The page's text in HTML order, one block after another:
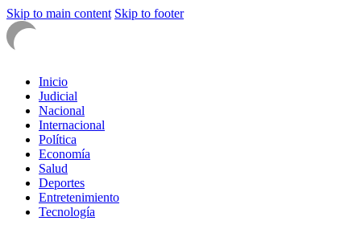
Skip to main content Skip to footer
Inicio
Judicial
Nacional
Internacional
Política
Economía
Salud
Deportes
Entretenimiento
Tecnología